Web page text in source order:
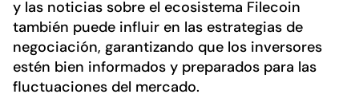
y las noticias sobre el ecosistema Filecoin
también puede influir en las estrategias de
negociación, garantizando que los inversores
estén bien informados y preparados para las
fluctuaciones del mercado.